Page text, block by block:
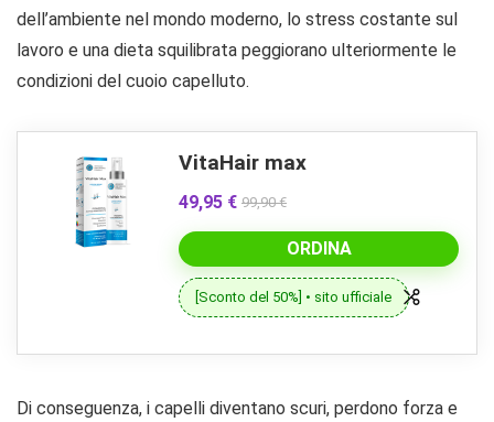
dell’ambiente nel mondo moderno, lo stress costante sul
lavoro e una dieta squilibrata peggiorano ulteriormente le
condizioni del cuoio capelluto.
VitaHair max
49,95 € 99,90 €
ORDINA
[Sconto del 50%] • sito ufficiale
Di conseguenza, i capelli diventano scuri, perdono forza e